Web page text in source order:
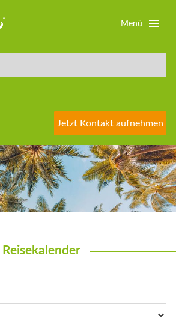
Jetzt Kontakt aufnehmen
Menü
Reisekalender